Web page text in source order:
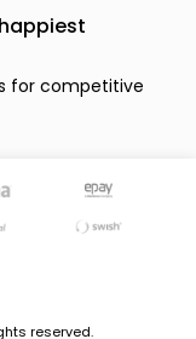
for competitive
reserved.